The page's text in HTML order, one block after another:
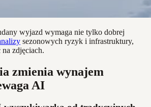
wyjazd wymaga nie tylko dobrej
sezonowych ryzyk i infrastruktury,
zdjęciach.
zmienia wynajem
AI